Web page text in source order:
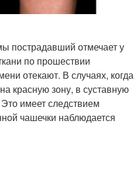
пострадавший отмечает у
по прошествии
отекают. В случаях, когда
красную зону, в суставную
имеет следствием
чашечки наблюдается